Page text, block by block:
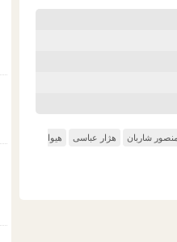
منصور شاربان هژار عباسی
هیوا